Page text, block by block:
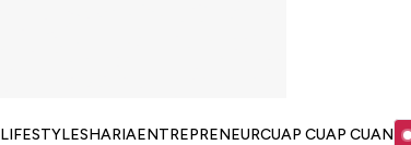
LIFESTYLESHARIAENTREPRENEURCUAP CUAP CUAN